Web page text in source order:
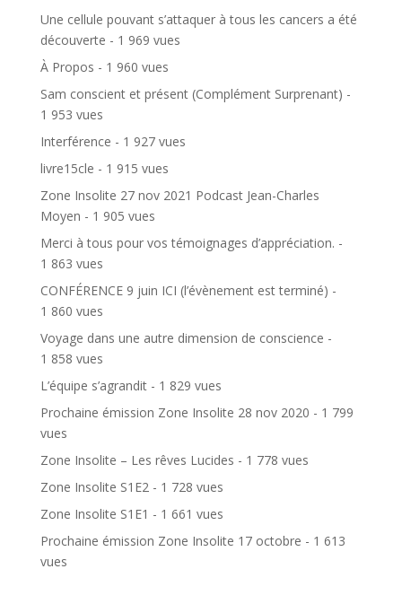
Une cellule pouvant s’attaquer à tous les cancers a été
découverte - 1 969 vues
À Propos - 1 960 vues
Sam conscient et présent (Complément Surprenant) -
1 953 vues
Interférence - 1 927 vues
livre15cle - 1 915 vues
Zone Insolite 27 nov 2021 Podcast Jean-Charles
Moyen - 1 905 vues
Merci à tous pour vos témoignages d’appréciation. -
1 863 vues
CONFÉRENCE 9 juin ICI (l’évènement est terminé) -
1 860 vues
Voyage dans une autre dimension de conscience -
1 858 vues
L’équipe s’agrandit- 1 829 vues
Prochaine émission Zone Insolite 28 nov 2020 - 1 799
vues
Zone Insolite – Les rêves Lucides - 1 778 vues
Zone Insolite S1E2 - 1 728 vues
Zone Insolite S1E1 - 1 661 vues
Prochaine émission Zone Insolite 17 octobre - 1 613
vues